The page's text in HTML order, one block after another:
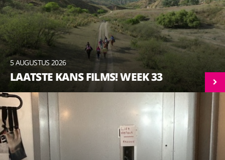
5 AUGUSTUS 2026
LAATSTE KANS FILMS! WEEK 33